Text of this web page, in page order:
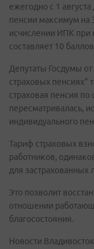
ежегодно с 1
пенсии максимум на
исчислении ИПК при
составляет 10
Депутаты Госдумы
страховых пенсиях"
страховая пенсия
пересматривалась,
индивидуального
Тариф страховых
работников,
для
Это позволит
отношении
благосостояния.
Новости